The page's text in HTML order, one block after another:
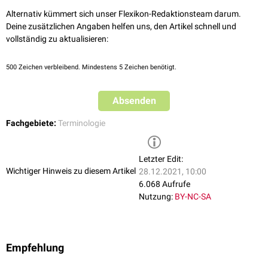
Alternativ kümmert sich unser Flexikon-Redaktionsteam darum.
Deine zusätzlichen Angaben helfen uns, den Artikel schnell und
vollständig zu aktualisieren:
500 Zeichen verbleibend. Mindestens 5 Zeichen benötigt.
Absenden
Fachgebiete: Terminologie
Wichtiger Hinweis zu diesem Artikel
Letzter Edit:
28.12.2021, 10:00
6.068 Aufrufe
Nutzung: BY-NC-SA
Empfehlung